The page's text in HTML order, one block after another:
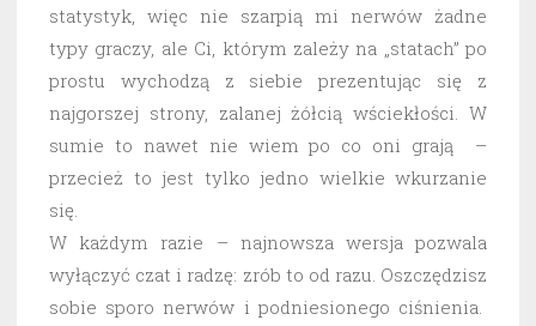
statystyk, więc nie szarpią mi nerwów żadne
typy graczy, ale Ci, którym zależy na „statach” po
prostu wychodzą z siebie prezentując się z
najgorszej strony, zalanej żółcią wściekłości. W
sumie to nawet nie wiem po co oni grają –
przecież to jest tylko jedno wielkie wkurzanie
się.
W każdym razie – najnowsza wersja pozwala
wyłączyć czat i radzę: zrób to od razu. Oszczędzisz
sobie sporo nerwów i podniesionego ciśnienia.